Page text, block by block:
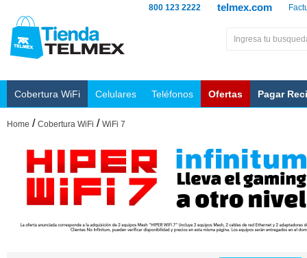
telmex.com
800 123 2222
Cobertura WiFi Celulares Teléfonos Ofertas Pagar
Home / Cobertura WiFi / WiFi 7